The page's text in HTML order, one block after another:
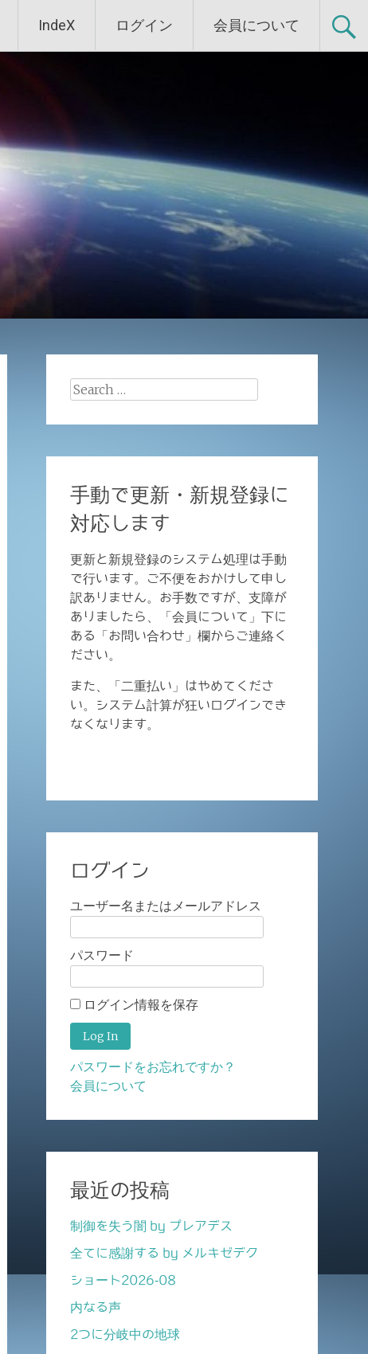
IndeX ログイン 会員について
Search
手動で更新・新規登録に
対応します
更新と新規登録のシステム処理は手動
で行います。ご不便をおかけして申し
訳ありません。お手数ですが、支障が
ありましたら、「会員について」下に
ある「お問い合わせ」欄からご連絡く
ださい。
また、「二重払い」はやめてくださ
い。システム計算が狂いログインでき
なくなります。
ログイン
ユーザー名またはメールアドレス
パスワード
ログイン情報を保存
パスワードをお忘れですか？
会員について
最近の投稿
制御を失う闇 by プレアデス
全てに感謝する by メルキゼデク
ショート2026-08
内なる声
2つに分岐中の地球